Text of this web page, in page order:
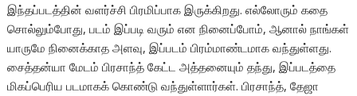
இந்தப்படத்தின் வளர்ச்சி பிரமிப்பாக இருக்கிறது. எல்லோரும் கதை
சொல்லும்போது, படம் இப்படி வரும் என நினைப்போம், ஆனால் நாங்கள்
யாருமே நினைக்காத அளவு, இப்படம் பிரம்மாண்டமாக வந்துள்ளது.
சைத்தன்யா மேடம் பிரசாந்த் கேட்ட அத்தனையும் தந்து, இப்படத்தை
மிகப்பெரிய படமாகக் கொண்டு வந்துள்ளார்கள். பிரசாந்த், தேஜா